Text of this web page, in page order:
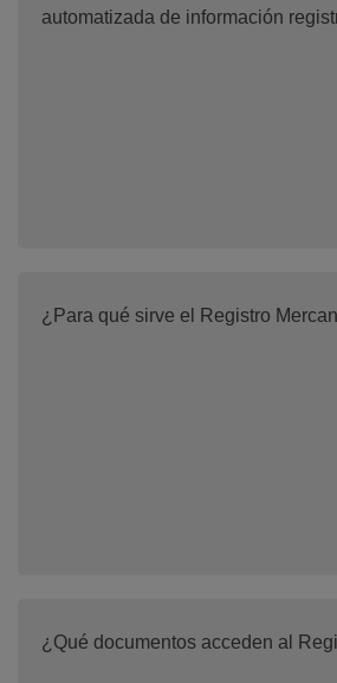
automatizada de información
¿Para qué sirve el Registro
¿Qué documentos acceden al